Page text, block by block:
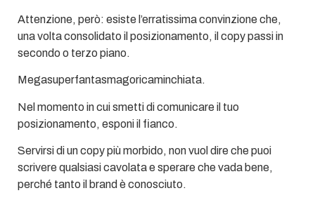
Attenzione, però: esiste l’erratissima convinzione che,
una volta consolidato il posizionamento, il copy passi in
secondo o terzo piano.
Megasuperfantasmagoricaminchiata.
Nel momento in cui smetti di comunicare il tuo
posizionamento, esponi il fianco.
Servirsi di un copy più morbido, non vuol dire che puoi
scrivere qualsiasi cavolata e sperare che vada bene,
perché tanto il brand è conosciuto.